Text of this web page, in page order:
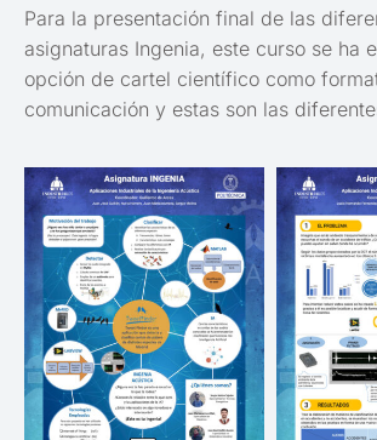
Para la presentación final de las
asignaturas Ingenia, este curso se ha
opción de cartel científico como
comunicación y estas son las